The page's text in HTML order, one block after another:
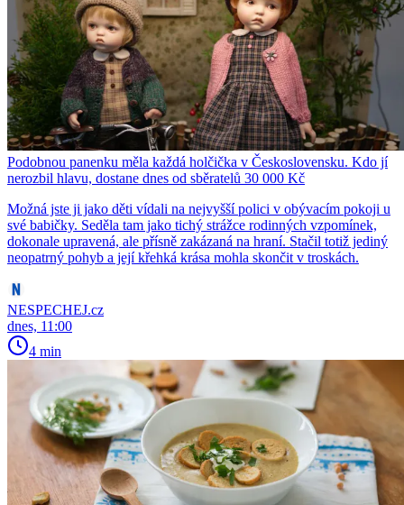
Podobnou panenku měla každá holčička v Československu. Kdo jí
nerozbil hlavu, dostane dnes od sběratelů 30 000 Kč
Možná jste ji jako děti vídali na nejvyšší polici v obývacím pokoji u
své babičky. Seděla tam jako tichý strážce rodinných vzpomínek,
dokonale upravená, ale přísně zakázaná na hraní. Stačil totiž jediný
neopatrný pohyb a její křehká krása mohla skončit v troskách.
NESPECHEJ.cz
dnes, 11:00
4 min